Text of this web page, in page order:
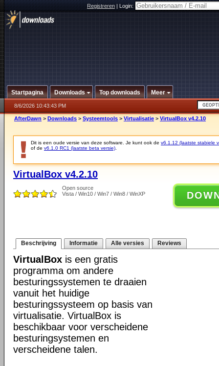
Registreren|Login:
Startpagina Downloads Top downloads Meer
8/6/2026 10:43:43 PM
AfterDawn > Downloads > Systeemtools > Virtualisatie > VirtualBox v4.2.10
Dit is een oude versie van deze software. Je kunt ook de v6.1.12 (laatste stabiele
of de v6.1.0 RC1 (laatste beta versie)
VirtualBox v4.2.10
Open source
Vista / Win10 / Win7 / Win8 / WinXP
Beschrijving Informatie Alle versies Reviews
VirtualBox is een gratis
programma om andere
besturingssystemen te draaien
vanuit het huidige
besturingssysteem op basis van
virtualisatie. VirtualBox is
beschikbaar voor verscheidene
besturingsystemen en
verscheidene talen.